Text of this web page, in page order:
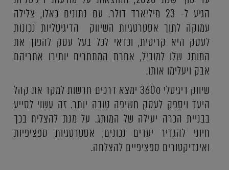
הגיע ל- 23 מיליארד דולר. עם נתונים כאלו, צלילה
עמוקה לתוך אסטרטגיות השיווק הדיגיטליות נכונות
לעסק היא קריטית, וכדאי לכל בעל עסק להפוך את
המותג שלו למוביל, אחרת המתחרים יותירו אחריהם
אבק ויעלימו אותו.
שיווק דיגיטלי 360o ימצא דרכים חדשות למקד את קהל
היעד ויספק לעסק חשיפה טובה יותר. זה עשוי לסייע
בבניית הכרה יעילה של המותג. על מנת להצליח בכך
חיוני להגדיר יעדים נכונים, אסטרטגיות ספציפיות
ואינדיקטורים ספציפיים להצלחה.